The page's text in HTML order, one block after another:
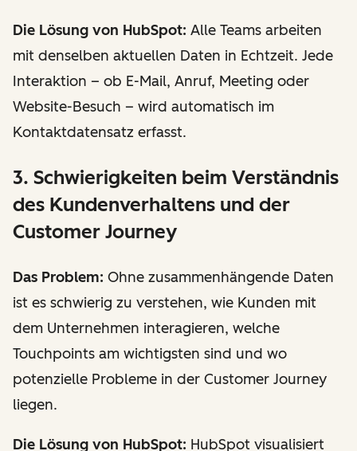
Die Lösung von HubSpot: Alle Teams arbeiten
mit denselben aktuellen Daten in Echtzeit. Jede
Interaktion – ob E-Mail, Anruf, Meeting oder
Website-Besuch – wird automatisch im
Kontaktdatensatz erfasst.
3. Schwierigkeiten beim Verständnis
des Kundenverhaltens und der
Customer Journey
Das Problem: Ohne zusammenhängende Daten
ist es schwierig zu verstehen, wie Kunden mit
dem Unternehmen interagieren, welche
Touchpoints am wichtigsten sind und wo
potenzielle Probleme in der Customer Journey
liegen.
Die Lösung von HubSpot: HubSpot visualisiert